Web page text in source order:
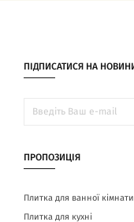
ПІДПИСАТИСЯ НА
ПРОПОЗИЦІЯ
Плитка для ванної кімнати
Плитка для кухні